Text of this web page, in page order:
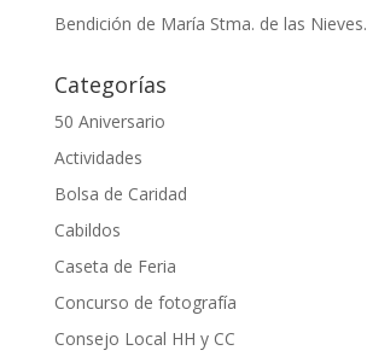
Bendición de María Stma. de las Nieves.
Categorías
50 Aniversario
Actividades
Bolsa de Caridad
Cabildos
Caseta de Feria
Concurso de fotografía
Consejo Local HH y CC